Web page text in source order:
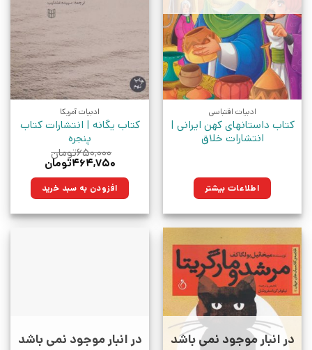
ادبیات اقتباسی
کتاب داستانهای کهن ایرانی |
انتشارات خلاق
اطلاعات بیشتر
ادبیات آمریکا
کتاب یگانه | انتشارات کتاب
پنجره
۶۵۰,۰۰۰تومان
قیمت
۶۵۰,۰۰۰تومان
بود.
۴۶۴,۷۵۰تومان
۴۶۴,۷۵۰تومان.افزودن به سبد خرید
در انبار موجود نمی باشد در انبار موجود نمی باشد